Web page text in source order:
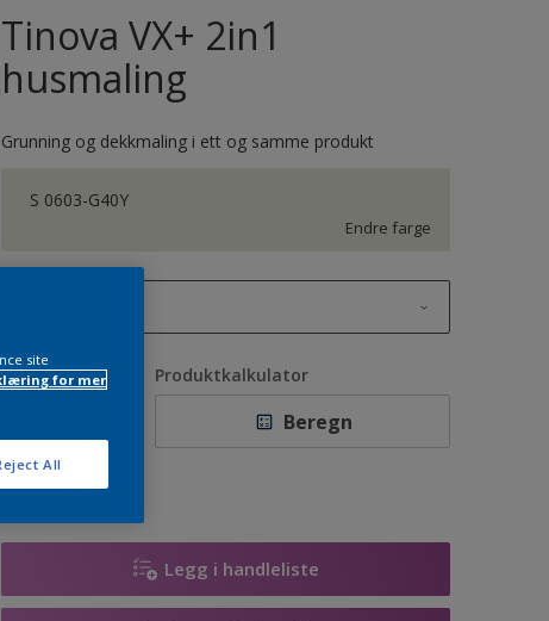
Tinova VX+ 2in1
husmaling
Grunning og dekkmaling i ett og samme produkt
S 0603-G40Y
Endre farge
1L
2,5L
5L
10L
Antall Produktkalkulator
Beregn
Legg i handleliste
site
for mer
All